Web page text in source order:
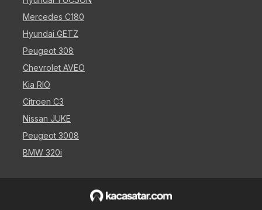
Mercedes C180
Hyundai GETZ
Peugeot 308
Chevrolet AVEO
Kia RIO
Citroen C3
Nissan JUKE
Peugeot 3008
BMW 320i